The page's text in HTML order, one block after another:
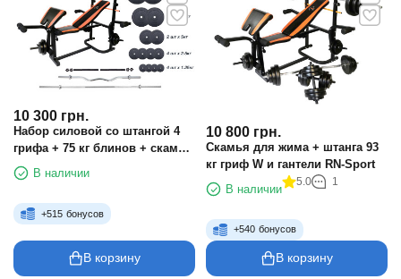
10 300 грн.
Набор силовой со штангой 4
грифа + 75 кг блинов + скамья
жимовая
В наличии
+515 бонусов
В корзину
10 800 грн.
Скамья для жима + штанга 93
кг гриф W и гантели RN-Sport
В наличии
5.0 1
+540 бонусов
В корзину